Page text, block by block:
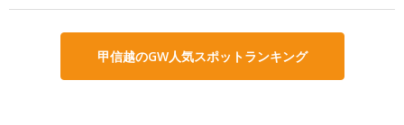
甲信越のGW人気スポットランキング